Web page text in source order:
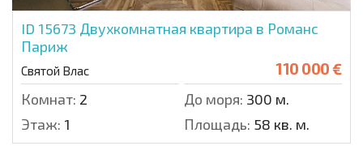
ID 15673 Двухкомнатная квартира в Романс
Париж
Святой Влас 110 000 €
Комнат: 2 До моря: 300 м.
Этаж: 1 Площадь: 58 кв. м.